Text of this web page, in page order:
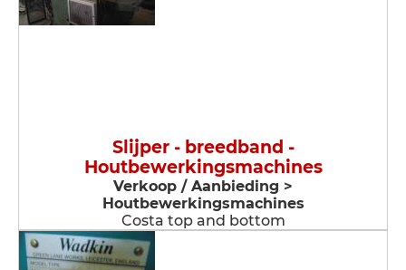
Slijper - breedband -
Houtbewerkingsmachines
Verkoop / Aanbieding >
Houtbewerkingsmachines
Costa top and bottom